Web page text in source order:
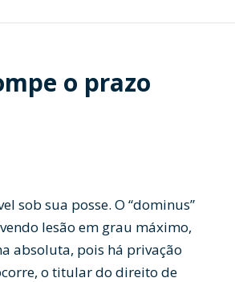
o prazo
sob sua posse. O “dominus”
lesão em grau máximo,
absoluta, pois há privação
o titular do direito de